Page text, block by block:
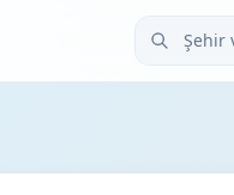
Şehir veya